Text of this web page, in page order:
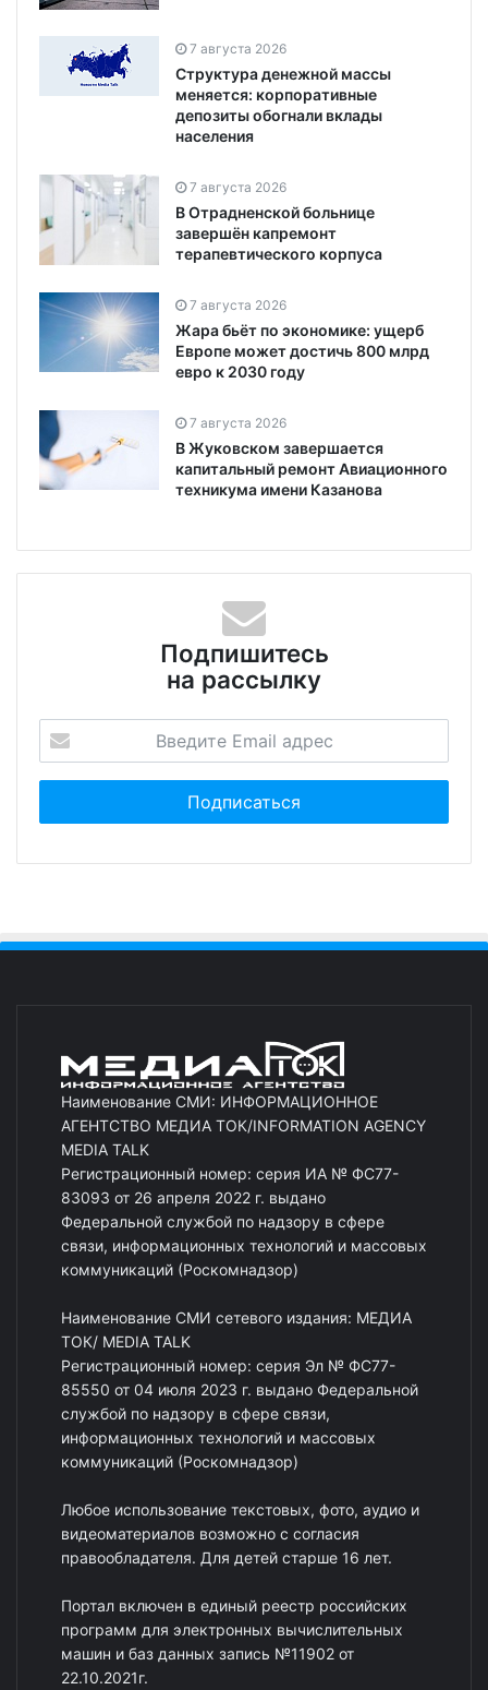
7 августа 2026
Структура денежной массы
меняется: корпоративные
депозиты обогнали вклады
населения
7 августа 2026
В Отрадненской больнице
завершён капремонт
терапевтического корпуса
7 августа 2026
Жара бьёт по экономике: ущерб
Европе может достичь 800 млрд
евро к 2030 году
7 августа 2026
В Жуковском завершается
капитальный ремонт Авиационного
техникума имени Казанова
Подпишитесь
на рассылку
Наименование СМИ: ИНФОРМАЦИОННОЕ
АГЕНТСТВО МЕДИА ТОК/INFORMATION AGENCY
MEDIA TALK
Регистрационный номер: серия ИА № ФС77-
83093 от 26 апреля 2022 г. выдано
Федеральной службой по надзору в сфере
связи, информационных технологий и массовых
коммуникаций (Роскомнадзор)
Наименование СМИ сетевого издания: МЕДИА
ТОК/ MEDIA TALK
Регистрационный номер: серия Эл № ФС77-
85550 от 04 июля 2023 г. выдано Федеральной
службой по надзору в сфере связи,
информационных технологий и массовых
коммуникаций (Роскомнадзор)
Любое использование текстовых, фото, аудио и
видеоматериалов возможно с согласия
правообладателя. Для детей старше 16 лет.
Портал включен в единый реестр российских
программ для электронных вычислительных
машин и баз данных запись №11902 от
22.10.2021г.